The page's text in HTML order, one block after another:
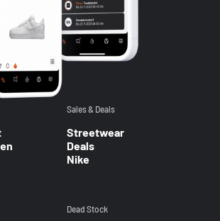
Sales & Deals
Streetwear
Deals
Nike
Dead Stock